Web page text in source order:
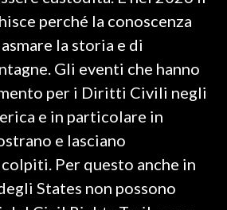
perché la conoscenza
la storia e di
Gli eventi che hanno
per i Diritti Civili negli
e in particolare in
e lasciano
Per questo anche in
States non possono